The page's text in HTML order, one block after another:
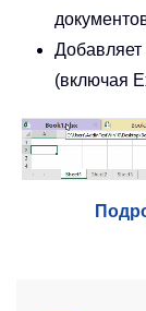
(включая